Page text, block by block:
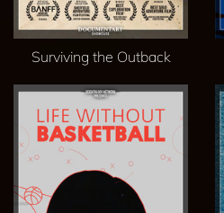
Surviving the Outback